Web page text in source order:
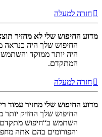
חזרה למעלה
מדוע החיפוש שלי לא מחזיר
החיפוש שלך היה כנראה
היה יותר ממוקד והשתמש
המתקדם.
חזרה למעלה
מדוע החיפוש שלי מחזיר עמוד
החיפוש שלך החזיק
השתמש ב“חיפוש
והפורומים בהם אתה